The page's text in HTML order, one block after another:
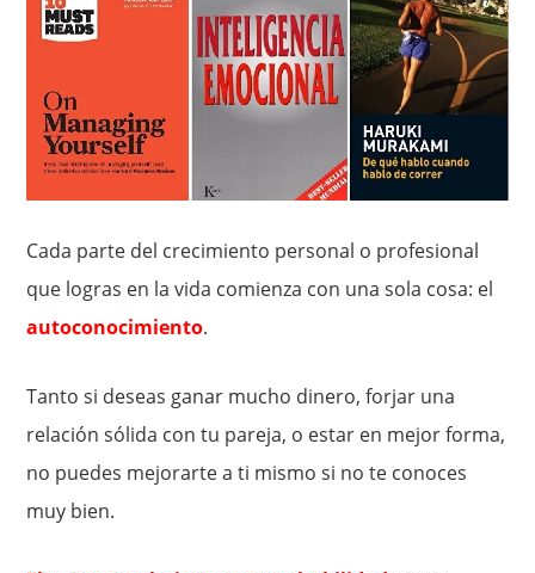
Cada parte del crecimiento personal o profesional
que logras en la vida comienza con una sola cosa: el
autoconocimiento.
Tanto si deseas ganar mucho dinero, forjar una
relación sólida con tu pareja, o estar en mejor forma,
no puedes mejorarte a ti mismo si no te conoces
muy bien.